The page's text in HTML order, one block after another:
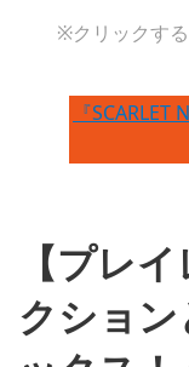
※クリックす
『
【プレ
クション